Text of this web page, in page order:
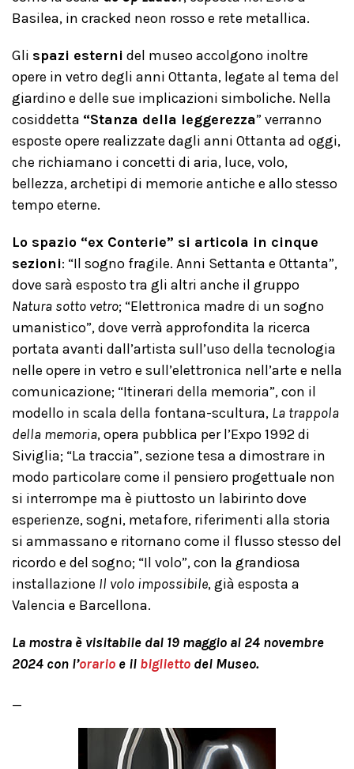
Basilea, in cracked neon rosso e rete metallica.
Gli spazi esterni del museo accolgono inoltre
opere in vetro degli anni Ottanta, legate al tema del
giardino e delle sue implicazioni simboliche. Nella
cosiddetta “Stanza della leggerezza” verranno
esposte opere realizzate dagli anni Ottanta ad oggi,
che richiamano i concetti di aria, luce, volo,
bellezza, archetipi di memorie antiche e allo stesso
tempo eterne.
Lo spazio “ex Conterie” si articola in cinque
sezioni: “Il sogno fragile. Anni Settanta e Ottanta”,
dove sarà esposto tra gli altri anche il gruppo
Natura sotto vetro; “Elettronica madre di un sogno
umanistico”, dove verrà approfondita la ricerca
portata avanti dall’artista sull’uso della tecnologia
nelle opere in vetro e sull’elettronica nell’arte e nella
comunicazione; “Itinerari della memoria”, con il
modello in scala della fontana-scultura, La trappola
della memoria, opera pubblica per l’Expo 1992 di
Siviglia; “La traccia”, sezione tesa a dimostrare in
modo particolare come il pensiero progettuale non
si interrompe ma è piuttosto un labirinto dove
esperienze, sogni, metafore, riferimenti alla storia
si ammassano e ritornano come il flusso stesso del
ricordo e del sogno; “Il volo”, con la grandiosa
installazione Il volo impossibile, già esposta a
Valencia e Barcellona.
La mostra è visitabile dal 19 maggio al 24 novembre
2024 con l’orario e il biglietto del Museo.
_